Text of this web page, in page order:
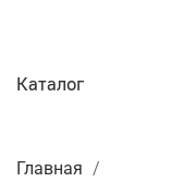
Главная
Каталог